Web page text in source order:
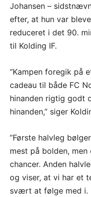
Johansen –
efter, at hun var
reduceret i det 90.
til Kolding IF.
“Kampen foregik på
cadeau til både FC
hinanden rigtig godt
hinanden,” siger
”Første halvleg
mest på bolden,
chancer. Anden
og viser, at vi har et
svært at følge med i.